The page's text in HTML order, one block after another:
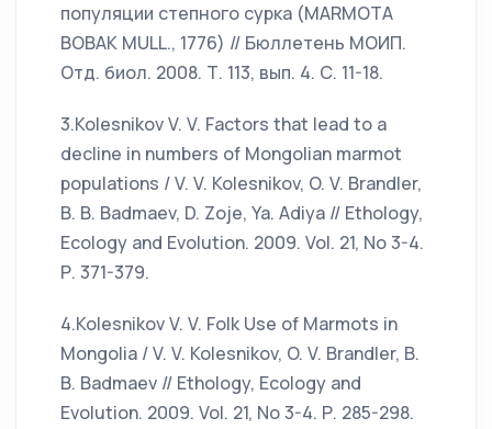
популяции степного сурка (MARMOTA
BOBAK MULL., 1776) // Бюллетень МОИП.
Отд. биол. 2008. Т. 113, вып. 4. С. 11-18.
3.Kolesnikov V. V. Factors that lead to a
decline in numbers of Mongolian marmot
populations / V. V. Kolesnikov, O. V. Brandler,
B. B. Badmaev, D. Zoje, Ya. Adiya // Ethology,
Ecology and Evolution. 2009. Vol. 21, No 3-4.
Р. 371-379.
4.Kolesnikov V. V. Folk Use of Marmots in
Mongolia / V. V. Kolesnikov, O. V. Brandler, B.
B. Badmaev // Ethology, Ecology and
Evolution. 2009. Vol. 21, No 3-4. Р. 285-298.